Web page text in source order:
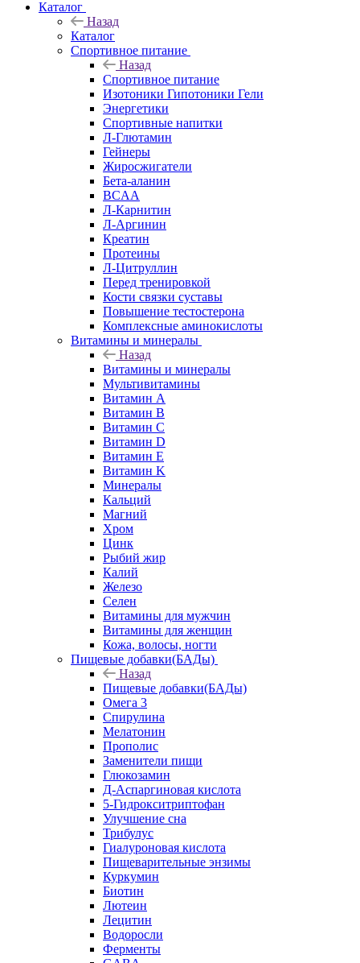
Каталог
Назад
Каталог
Спортивное питание
Назад
Спортивное питание
Изотоники Гипотоники Гели
Энергетики
Спортивные напитки
Л-Глютамин
Гейнеры
Жиросжигатели
Бета-аланин
BCAA
Л-Карнитин
Л-Аргинин
Креатин
Протеины
Л-Цитруллин
Перед тренировкой
Кости связки суставы
Повышение тестостерона
Комплексные аминокислоты
Витамины и минералы
Назад
Витамины и минералы
Мультивитамины
Витамин A
Витамин B
Витамин C
Витамин D
Витамин E
Витамин K
Минералы
Кальций
Магний
Хром
Цинк
Рыбий жир
Калий
Железо
Селен
Витамины для мужчин
Витамины для женщин
Кожа, волосы, ногти
Пищевые добавки(БАДы)
Назад
Пищевые добавки(БАДы)
Омега 3
Спирулина
Мелатонин
Прополис
Заменители пищи
Глюкозамин
Д-Аспаргиновая кислота
5-Гидрокситриптофан
Улучшение сна
Трибулус
Гиалуроновая кислота
Пищеварительные энзимы
Куркумин
Биотин
Лютеин
Лецитин
Водоросли
Ферменты